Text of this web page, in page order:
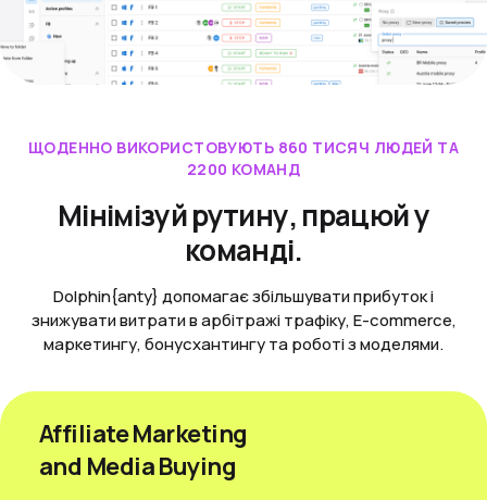
ЩОДЕННО ВИКОРИСТОВУЮТЬ 860 ТИСЯЧ ЛЮДЕЙ ТА
2200 КОМАНД
Мінімізуй рутину, працюй у
команді.
Dolphin{anty} допомагає збільшувати прибуток і
знижувати витрати в арбітражі трафіку, E-commerce,
маркетингу, бонусхантингу та роботі з моделями.
Affiliate Marketing
and Media Вuying